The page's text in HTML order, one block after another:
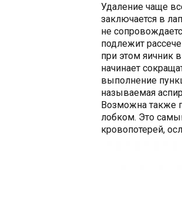
Удаление чаще
заключается в
не
подлежит
при этом яичник
начинает
выполнение
называемая
Возможна также
лобком. Это
кровопотерей,